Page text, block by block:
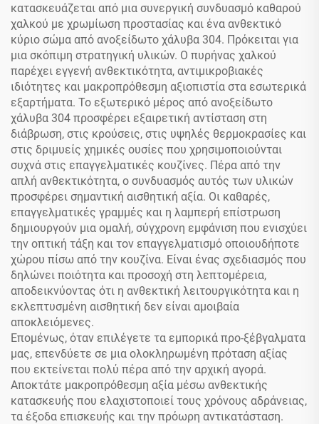
κατασκευάζεται από μια συνεργική συνδυασμό καθαρού
χαλκού με χρωμίωση προστασίας και ένα ανθεκτικό
κύριο σώμα από ανοξείδωτο χάλυβα 304. Πρόκειται για
μια σκόπιμη στρατηγική υλικών. Ο πυρήνας χαλκού
παρέχει εγγενή ανθεκτικότητα, αντιμικροβιακές
ιδιότητες και μακροπρόθεσμη αξιοπιστία στα εσωτερικά
εξαρτήματα. Το εξωτερικό μέρος από ανοξείδωτο
χάλυβα 304 προσφέρει εξαιρετική αντίσταση στη
διάβρωση, στις κρούσεις, στις υψηλές θερμοκρασίες και
στις δριμυείς χημικές ουσίες που χρησιμοποιούνται
συχνά στις επαγγελματικές κουζίνες. Πέρα από την
απλή ανθεκτικότητα, ο συνδυασμός αυτός των υλικών
προσφέρει σημαντική αισθητική αξία. Οι καθαρές,
επαγγελματικές γραμμές και η λαμπερή επίστρωση
δημιουργούν μια ομαλή, σύγχρονη εμφάνιση που ενισχύει
την οπτική τάξη και τον επαγγελματισμό οποιουδήποτε
χώρου πίσω από την κουζίνα. Είναι ένας σχεδιασμός που
δηλώνει ποιότητα και προσοχή στη λεπτομέρεια,
αποδεικνύοντας ότι η ανθεκτική λειτουργικότητα και η
εκλεπτυσμένη αισθητική δεν είναι αμοιβαία
αποκλειόμενες.
Επομένως, όταν επιλέγετε τα εμπορικά προ-ξέβγαλματα
μας, επενδύετε σε μια ολοκληρωμένη πρόταση αξίας
που εκτείνεται πολύ πέρα από την αρχική αγορά.
Αποκτάτε μακροπρόθεσμη αξία μέσω ανθεκτικής
κατασκευής που ελαχιστοποιεί τους χρόνους αδράνειας,
τα έξοδα επισκευής και την πρόωρη αντικατάσταση.